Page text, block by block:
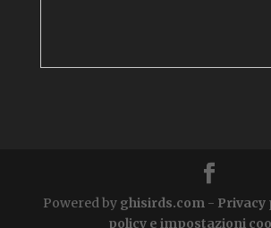
Powered by ghisirds.com - Privacy
policy e impostazioni